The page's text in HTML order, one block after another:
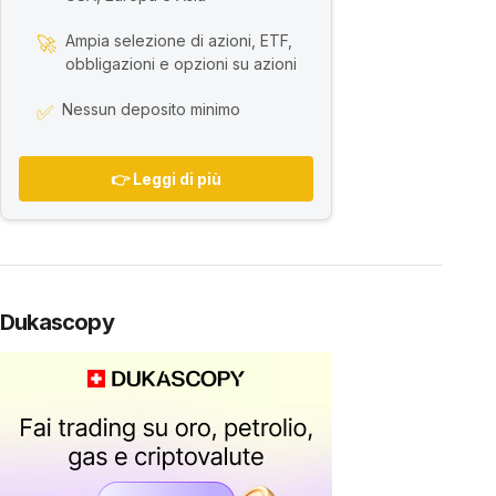
🚀 Ampia selezione di azioni, ETF,
obbligazioni e opzioni su azioni
✅ Nessun deposito minimo
👉 Leggi di più
Dukascopy